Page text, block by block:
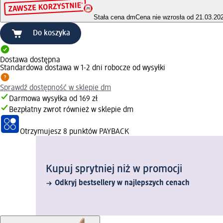
Stała cena dmCena nie wzrosła od
Do koszyka
Dostawa dostępna
Standardowa dostawa w 1-2 dni robocze od wysyłki
Sprawdź dostępność w sklepie dm
Darmowa wysyłka od 169 zł
Bezpłatny zwrot również w sklepie dm
Otrzymujesz 8 punktów PAYBACK
Kupuj sprytniej niż w promocji
Odkryj bestsellery w najlepszych cenach